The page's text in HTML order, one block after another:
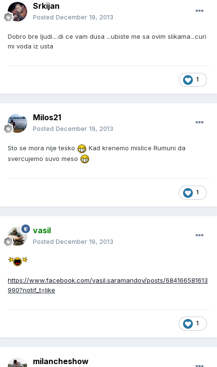
Srkijan
Posted December 19, 2013
Dobro bre ljudi....di ce vam dusa ...ubiste me sa ovim slikama...curi
mi voda iz usta
1
Milos21
Posted December 19, 2013
Sto se mora nije tesko
Kad krenemo mislice Rumuni da
svercujemo suvo meso
1
vasil
Posted December 19, 2013
https://www.facebook.com/vasil.saramandov/posts/684166581613
990?notif_t=like
1
milancheshow